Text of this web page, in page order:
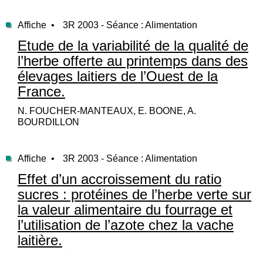
Affiche • 3R 2003 - Séance : Alimentation
Etude de la variabilité de la qualité de
l’herbe offerte au printemps dans des
élevages laitiers de l’Ouest de la
France.
N. FOUCHER-MANTEAUX, E. BOONE, A.
BOURDILLON
Affiche • 3R 2003 - Séance : Alimentation
Effet d’un accroissement du ratio
sucres : protéines de l’herbe verte sur
la valeur alimentaire du fourrage et
l’utilisation de l’azote chez la vache
laitière.